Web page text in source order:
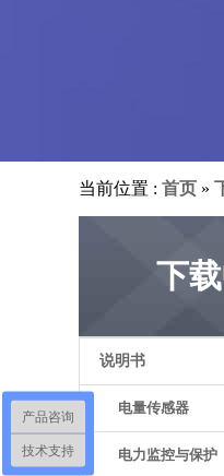
当前位置 : 首页 »
下
说明书
电量传感器
电力监控与保护
产品咨询
技术支持